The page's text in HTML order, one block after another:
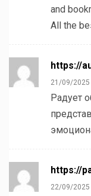
and
All the
https://
21/09/2025
Радует
https://
22/09/2025